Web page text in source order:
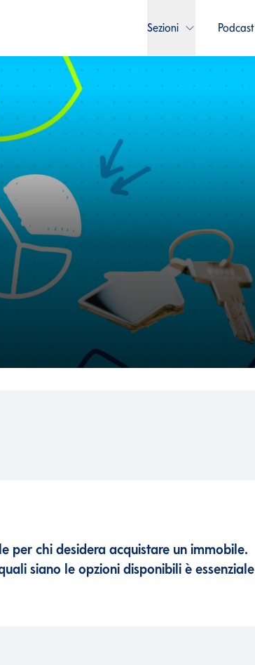
Sezioni Podcast
per chi desidera acquistare un immobile.
siano le opzioni disponibili è essenziale